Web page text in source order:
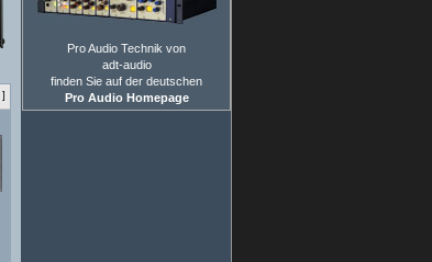
Pro Audio Technik von
adt-audio
finden Sie auf der deutschen
Pro Audio Homepage
]